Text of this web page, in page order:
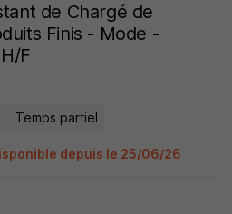
de Chargé de
Finis - Mode -
F
Temps partiel
depuis le 25/06/26